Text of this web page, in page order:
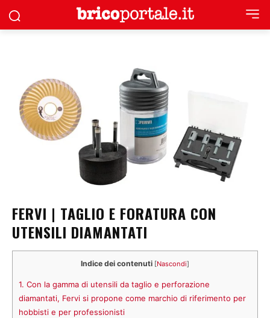
FERVI | TAGLIO E FORATURA CON
UTENSILI DIAMANTATI
Indice dei contenuti [Nascondi]
1. Con la gamma di utensili da taglio e perforazione
diamantati, Fervi si propone come marchio di riferimento per
hobbisti e per professionisti